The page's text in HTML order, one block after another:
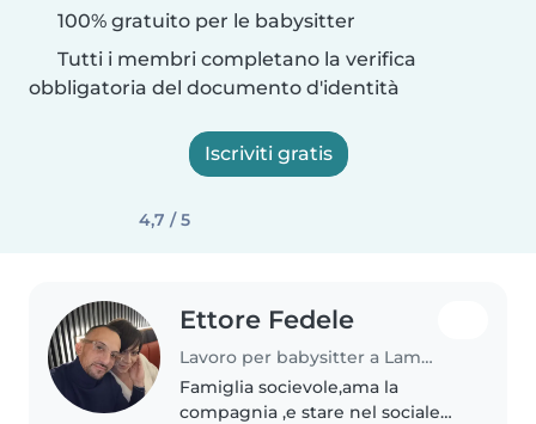
100% gratuito per le babysitter
Tutti i membri completano la verifica
obbligatoria del documento d'identità
Iscriviti gratis
4,7 / 5
Ettore Fedele
Lavoro per babysitter a Lamezia Terme
Famiglia socievole,ama la
compagnia ,e stare nel sociale